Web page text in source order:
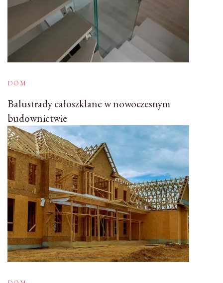
DOM
Balustrady całoszklane w nowoczesnym
budownictwie